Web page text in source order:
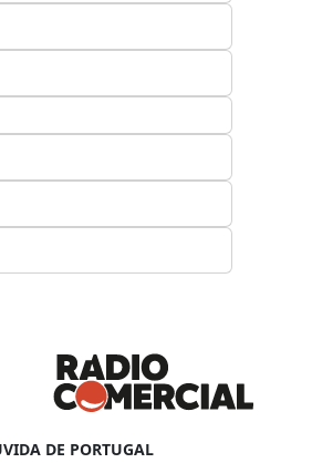
DE PORTUGAL